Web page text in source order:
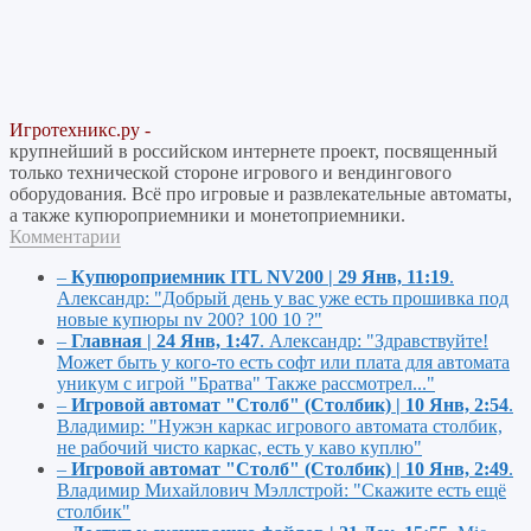
Игротехникс.ру -
крупнейший в российском интернете проект, посвященный
только технической стороне игрового и вендингового
оборудования. Всё про игровые и развлекательные автоматы,
а также купюроприемники и монетоприемники.
Комментарии
– Купюроприемник ITL NV200 | 29 Янв, 11:19.
Александр: "Добрый день у вас уже есть прошивка под
новые купюры nv 200? 100 10 ?"
– Главная | 24 Янв, 1:47. Александр: "Здравствуйте!
Может быть у кого-то есть софт или плата для автомата
уникум с игрой "Братва" Также рассмотрел..."
– Игровой автомат "Столб" (Столбик) | 10 Янв, 2:54.
Владимир: "Нужэн каркас игрового автомата столбик,
не рабочий чисто каркас, есть у каво куплю"
– Игровой автомат "Столб" (Столбик) | 10 Янв, 2:49.
Владимир Михайлович Мэллстрой: "Скажите есть ещё
столбик"